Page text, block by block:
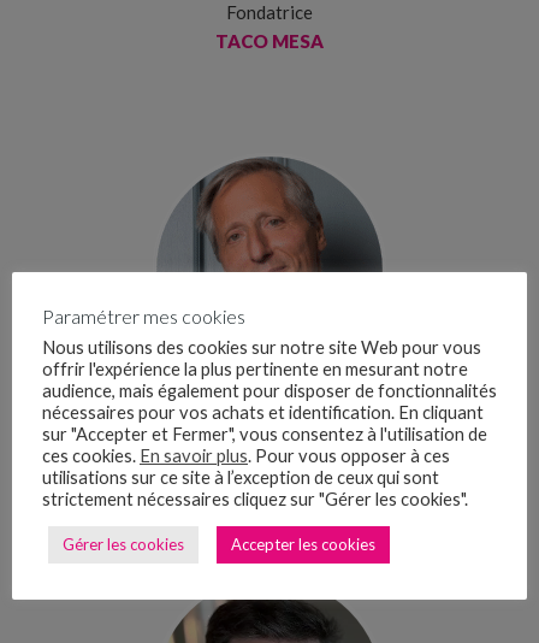
Fondatrice
TACO MESA
Maxime HOLDER
Directeur général
GROUPE HOLDER
Paramétrer mes cookies
Nous utilisons des cookies sur notre site Web pour vous
offrir l'expérience la plus pertinente en mesurant notre
audience, mais également pour disposer de fonctionnalités
nécessaires pour vos achats et identification. En cliquant
sur "Accepter et Fermer", vous consentez à l'utilisation de
ces cookies. En savoir plus. Pour vous opposer à ces
utilisations sur ce site à l’exception de ceux qui sont
strictement nécessaires cliquez sur "Gérer les cookies".
Gérer les cookies Accepter les cookies